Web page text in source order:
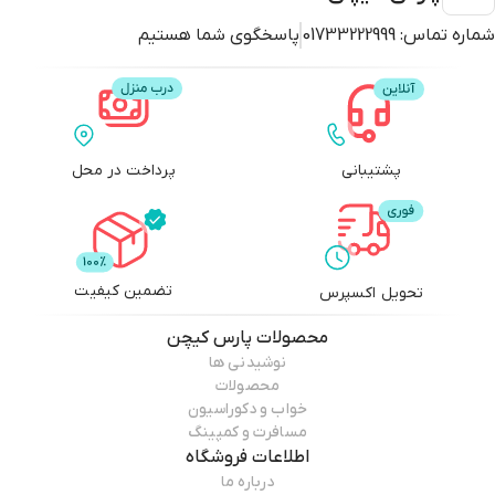
شماره تماس: 01733222999 پاسخگوی شما هستیم
پشتیبانی پرداخت در محل
تحویل اکسپرس تضمین کیفیت
محصولات پارس کیچن
نوشیدنی ها
محصولات
خواب و دکوراسیون
مسافرت و کمپینگ
اطلاعات فروشگاه
درباره ما